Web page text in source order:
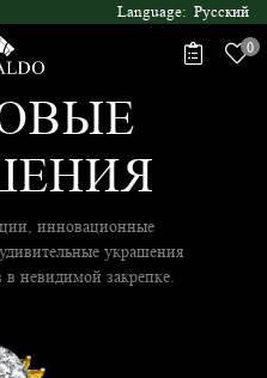
Language: Русский
0
инновационные
украшения
невидимой закрепке.